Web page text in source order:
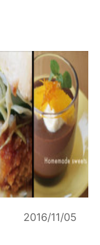
2016/11/05